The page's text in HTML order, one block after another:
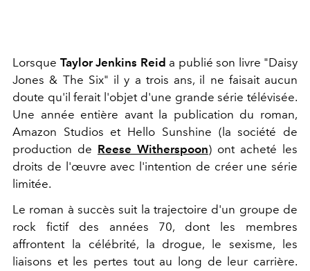
Lorsque Taylor Jenkins Reid a publié son livre "Daisy
Jones & The Six" il y a trois ans, il ne faisait aucun
doute qu'il ferait l'objet d'une grande série télévisée.
Une année entière avant la publication du roman,
Amazon Studios et Hello Sunshine (la société de
production de Reese Witherspoon) ont acheté les
droits de l'œuvre avec l'intention de créer une série
limitée.
Le roman à succès suit la trajectoire d'un groupe de
rock fictif des années 70, dont les membres
affrontent la célébrité, la drogue, le sexisme, les
liaisons et les pertes tout au long de leur carrière.